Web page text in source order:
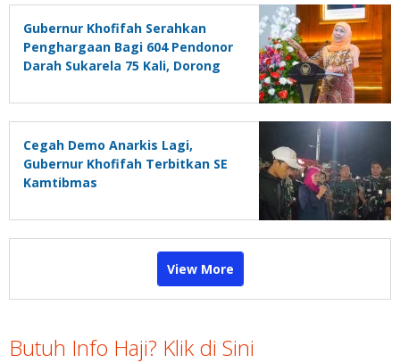
Gubernur Khofifah Serahkan
Penghargaan Bagi 604 Pendonor
Darah Sukarela 75 Kali, Dorong
PMR
Cegah Demo Anarkis Lagi,
Gubernur Khofifah Terbitkan SE
Kamtibmas
View More
Butuh Info Haji? Klik di Sini